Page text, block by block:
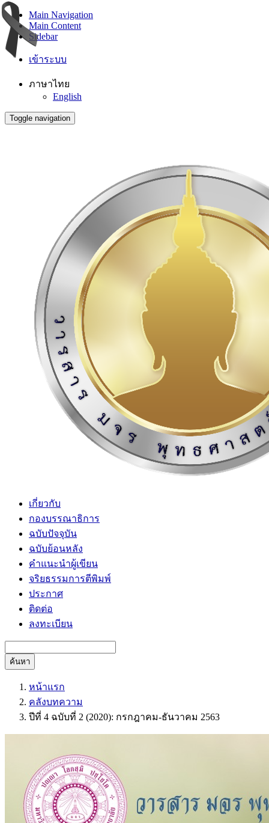
Main Navigation
Main Content
Sidebar
เข้าระบบ
ภาษาไทย
English
Toggle navigation
เกี่ยวกับ
กองบรรณาธิการ
ฉบับปัจจุบัน
ฉบับย้อนหลัง
คำแนะนำผู้เขียน
จริยธรรมการตีพิมพ์
ประกาศ
ติดต่อ
ลงทะเบียน
ค้นหา
หน้าแรก
คลังบทความ
ปีที่ 4 ฉบับที่ 2 (2020): กรกฎาคม-ธันวาคม 2563